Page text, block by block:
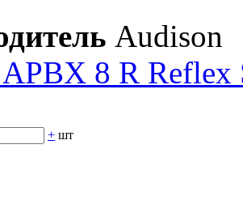
Audison
8 R Reflex
+ шт